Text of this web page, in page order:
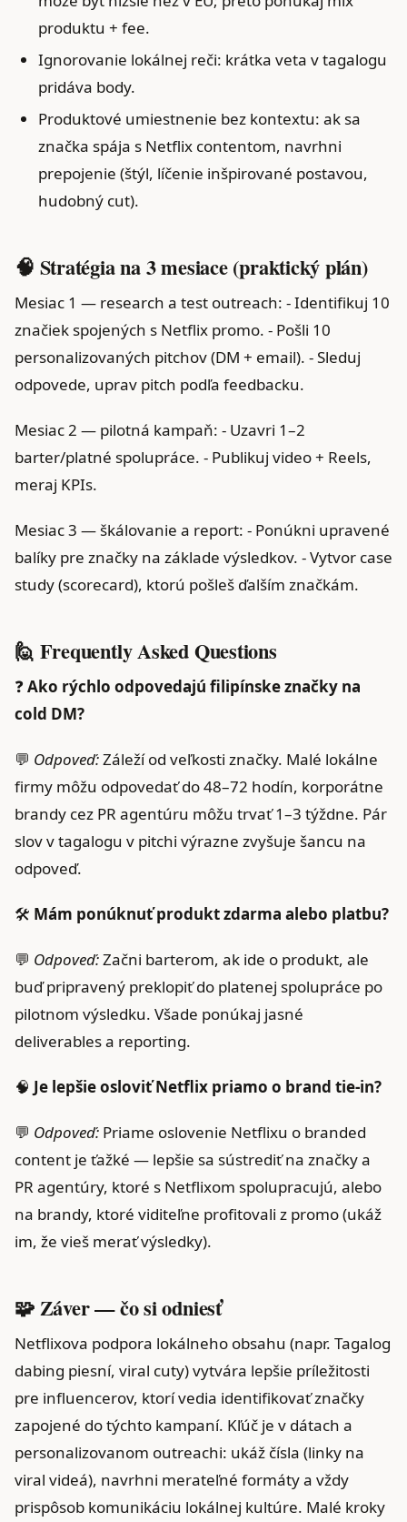
produktu + fee.
Ignorovanie lokálnej reči: krátka veta v tagalogu
pridáva body.
Produktové umiestnenie bez kontextu: ak sa
značka spája s Netflix contentom, navrhni
prepojenie (štýl, líčenie inšpirované postavou,
hudobný cut).
🧠 Stratégia na 3 mesiace (praktický plán)
Mesiac 1 — research a test outreach: - Identifikuj 10
značiek spojených s Netflix promo. - Pošli 10
personalizovaných pitchov (DM + email). - Sleduj
odpovede, uprav pitch podľa feedbacku.
Mesiac 2 — pilotná kampaň: - Uzavri 1–2
barter/platné spolupráce. - Publikuj video + Reels,
meraj KPIs.
Mesiac 3 — škálovanie a report: - Ponúkni upravené
balíky pre značky na základe výsledkov. - Vytvor case
study (scorecard), ktorú pošleš ďalším značkám.
🙋 Frequently Asked Questions
❓Ako rýchlo odpovedajú filipínske značky na
cold DM?
💬 Odpoveď:Záleží od veľkosti značky. Malé lokálne
firmy môžu odpovedať do 48–72 hodín, korporátne
brandy cez PR agentúru môžu trvať 1–3 týždne. Pár
slov v tagalogu v pitchi výrazne zvyšuje šancu na
odpoveď.
🛠️ Mám ponúknuť produkt zdarma alebo platbu?
💬 Odpoveď:Začni barterom, ak ide o produkt, ale
buď pripravený preklopiť do platenej spolupráce po
pilotnom výsledku. Všade ponúkaj jasné
deliverables a reporting.
🧠 Je lepšie osloviť Netflix priamo o brand tie‑in?
💬 Odpoveď: Priame oslovenie Netflixu o branded
content je ťažké — lepšie sa sústrediť na značky a
PR agentúry, ktoré s Netflixom spolupracujú, alebo
na brandy, ktoré viditeľne profitovali z promo (ukáž
im, že vieš merať výsledky).
🧩 Záver — čo si odniesť
Netflixova podpora lokálneho obsahu (napr. Tagalog
dabing piesní, viral cuty) vytvára lepšie príležitosti
pre influencerov, ktorí vedia identifikovať značky
zapojené do týchto kampaní. Kľúč je v dátach a
personalizovanom outreachi: ukáž čísla (linky na
viral videá), navrhni merateľné formáty a vždy
prispôsob komunikáciu lokálnej kultúre. Malé kroky